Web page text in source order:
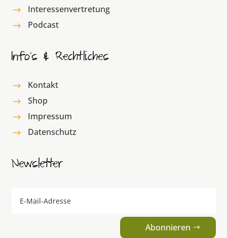
$ Interessenvertretung
$ Podcast
Info’s & Rechtliches
$ Kontakt
$ Shop
$ Impressum
$ Datenschutz
Newsletter
Abonnieren